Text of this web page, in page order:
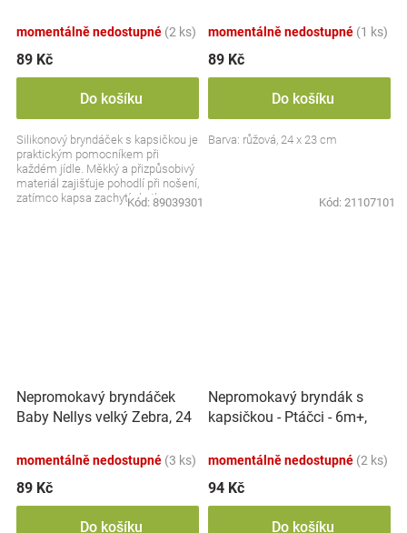
momentálně nedostupné (2 ks)
89 Kč
Do košíku
Silikonový bryndáček s kapsičkou je
praktickým pomocníkem při
každém jídle. Měkký a přizpůsobivý
materiál zajišťuje pohodlí při nošení,
zatímco kapsa zachytí zbytky
Kód: 89039301
růžová
momentálně nedostupné (1 ks)
89 Kč
Do košíku
Barva: růžová, 24 x 23 cm
Kód: 21107101
Nepromokavý bryndáček
Baby Nellys velký Zebra, 24
momentálně nedostupné (3 ks)
89 Kč
Do košíku
Nepromokavý bryndák s
kapsičkou - Ptáčci - 6m+,
momentálně nedostupné (2 ks)
94 Kč
Do košíku